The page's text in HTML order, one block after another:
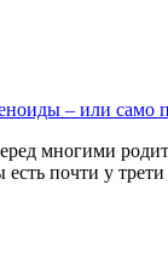
– или само
многими
есть почти у